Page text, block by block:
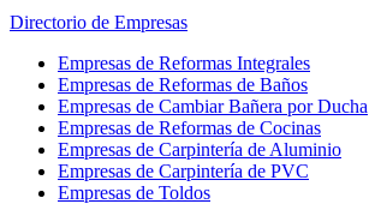
Directorio de Empresas
Empresas de Reformas Integrales
Empresas de Reformas de Baños
Empresas de Cambiar Bañera por Ducha
Empresas de Reformas de Cocinas
Empresas de Carpintería de Aluminio
Empresas de Carpintería de PVC
Empresas de Toldos